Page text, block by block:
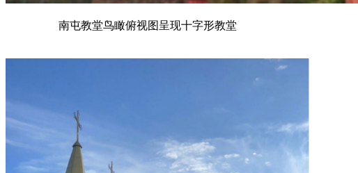
南屯教堂鸟瞰俯视图呈现十字形教堂